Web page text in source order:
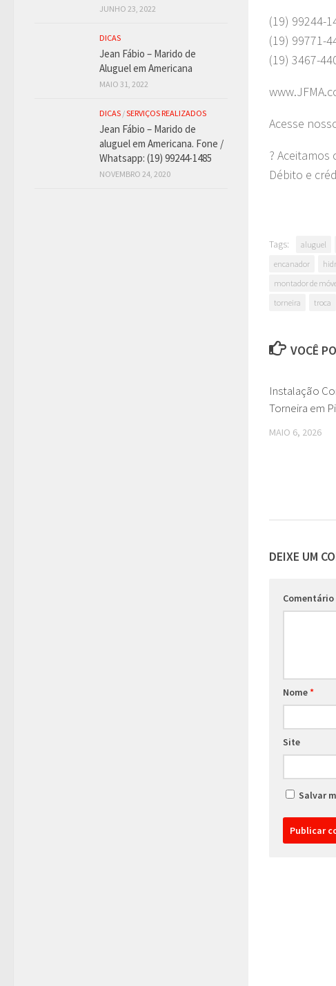
(19) 99244-
(19) 99771-
(19) 3467-
Acesse
? Aceitamos
Débito e
Tags: aluguel
encanador
montador de
torneira
troca
VOCÊ
Instalação
Torneira em
MAIO 6, 2026
DEIXE UM
Comentário
Nome*
Site
Salvar
JUNHO 23, 2022
DICAS
Jean Fábio – Marido de
Aluguel em Americana
MAIO 31, 2022
DICAS /SERVIÇOS REALIZADOS
Jean Fábio – Marido de
aluguel em Americana. Fone /
Whatsapp: (19) 99244-1485
NOVEMBRO 24, 2020